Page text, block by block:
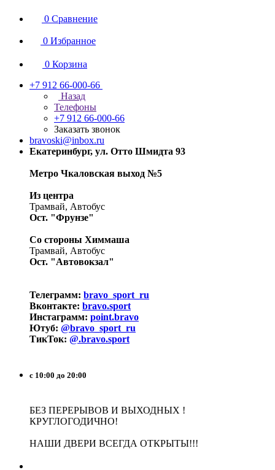
0 Сравнение
0 Избранное
0 Корзина
+7 912 66-000-66
Назад
Телефоны
+7 912 66-000-66
Заказать звонок
bravoski@inbox.ru
Екатеринбург, ул. Отто Шмидта 93
Метро Чкаловская выход №5
Из центра
Трамвай, Автобус
Ост. "Фрунзе"
Со стороны Химмаша
Трамвай, Автобус
Ост. "Автовокзал"
Телеграмм: bravo_sport_ru
Вконтакте: bravo.sport
Инстаграмм: point.bravo
Ютуб: @bravo_sport_ru
ТикТок: @.bravo.sport
с 10:00 до 20:00
БЕЗ ПЕРЕРЫВОВ И ВЫХОДНЫХ !
КРУГЛОГОДИЧНО!
НАШИ ДВЕРИ ВСЕГДА ОТКРЫТЫ!!!